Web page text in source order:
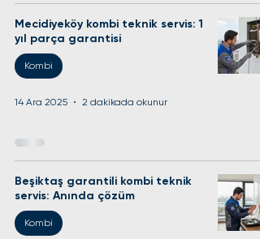
Mecidiyeköy kombi teknik servis: 1
yıl parça garantisi
Kombi
14 Ara 2025 2 dakikada okunur
Beşiktaş garantili kombi teknik
servis: Anında çözüm
Kombi